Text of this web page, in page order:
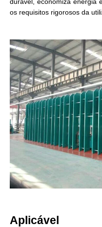
durável, economiza energia
os requisitos rigorosos da
Aplicável